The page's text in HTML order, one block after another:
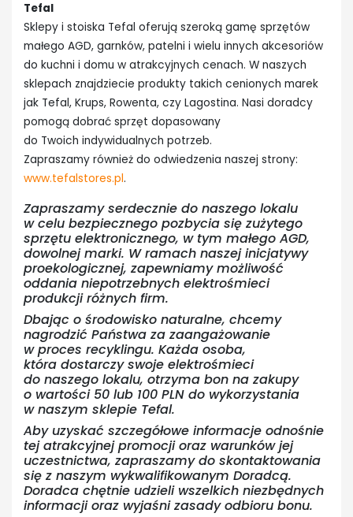
Tefal
Sklepy i stoiska Tefal oferują szeroką gamę sprzętów
małego AGD, garnków, patelni i wielu innych akcesoriów
do kuchni i domu w atrakcyjnych cenach. W naszych
sklepach znajdziecie produkty takich cenionych marek
jak Tefal, Krups, Rowenta, czy Lagostina. Nasi doradcy
pomogą dobrać sprzęt dopasowany
do Twoich indywidualnych potrzeb.
Zapraszamy również do odwiedzenia naszej strony:
www.tefalstores.pl.
Zapraszamy serdecznie do naszego lokalu
w celu bezpiecznego pozbycia się zużytego
sprzętu elektronicznego, w tym małego AGD,
dowolnej marki. W ramach naszej inicjatywy
proekologicznej, zapewniamy możliwość
oddania niepotrzebnych elektrośmieci
produkcji różnych firm.
Dbając o środowisko naturalne, chcemy
nagrodzić Państwa za zaangażowanie
w proces recyklingu. Każda osoba,
która dostarczy swoje elektrośmieci
do naszego lokalu, otrzyma bon na zakupy
o wartości 50 lub 100 PLN do wykorzystania
w naszym sklepie Tefal.
Aby uzyskać szczegółowe informacje odnośnie
tej atrakcyjnej promocji oraz warunków jej
uczestnictwa, zapraszamy do skontaktowania
się z naszym wykwalifikowanym Doradcą.
Doradca chętnie udzieli wszelkich niezbędnych
informacji oraz wyjaśni zasady odbioru bonu.